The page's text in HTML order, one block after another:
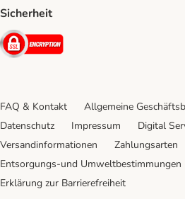
Sicherheit
Security
FAQ & Kontakt
Allgemeine
Datenschutz
Impressum
Digital
Versandinformationen
Zahlungsarten
Entsorgungs-und Umweltbestimmungen
Erklärung zur Barrierefreiheit